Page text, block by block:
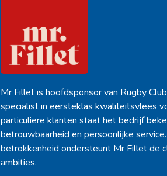
Mr Fillet is hoofdsponsor van Rugby
specialist in eersteklas kwaliteitsvlees
particuliere klanten staat het bedrijf
betrouwbaarheid en persoonlijke
betrokkenheid ondersteunt Mr Fillet de
ambities.